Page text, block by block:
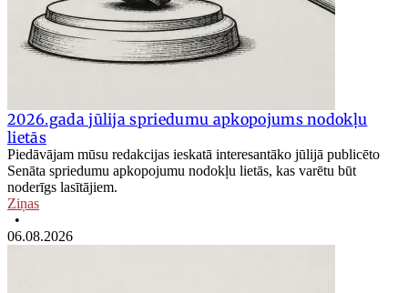
2026.gada jūlija spriedumu apkopojums nodokļu
lietās
Piedāvājam mūsu redakcijas ieskatā interesantāko jūlijā publicēto
Senāta spriedumu apkopojumu nodokļu lietās, kas varētu būt
noderīgs lasītājiem.
Ziņas
•
06.08.2026